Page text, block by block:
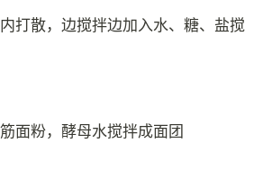
打散，边搅拌边加入水、糖、盐搅
面粉，酵母水搅拌成面团